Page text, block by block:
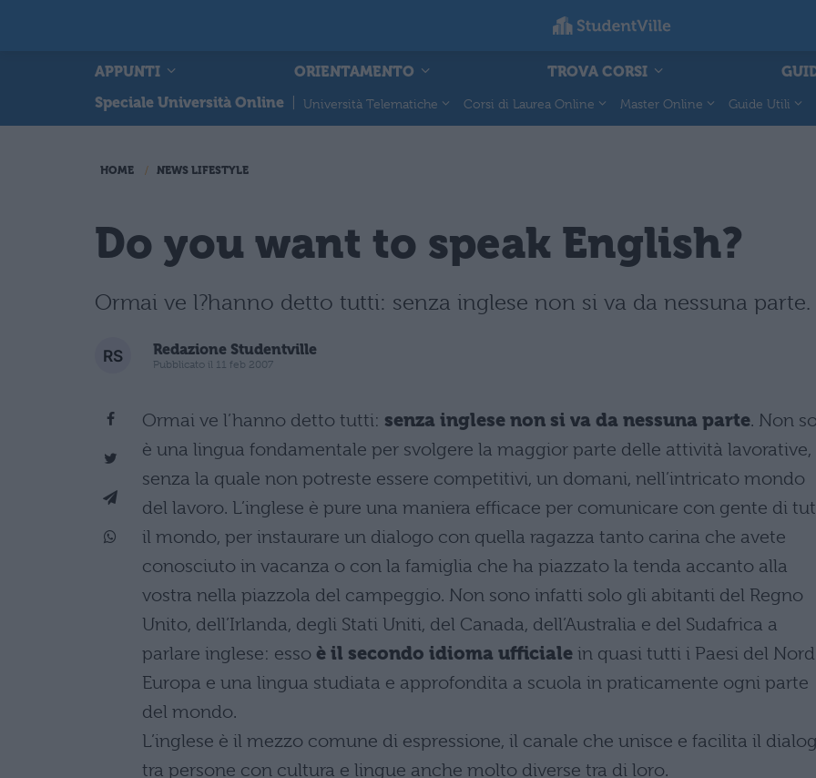
APPUNTI ORIENTAMENTO TROVA CORSI
Speciale Università Online
Università Telematiche Corsi di Laurea Online Master Online Guide Utili
HOME NEWS LIFESTYLE
Do you want to speak English?
Ormai ve l?hanno detto tutti: senza inglese non si va da nessuna
Redazione Studentville
Pubblicato il 11 feb 2007
Ormai ve l’hanno detto tutti: senza inglese non si va da nessuna parte. Non
è una lingua fondamentale per svolgere la maggior parte delle attività lavorative,
senza la quale non potreste essere competitivi, un domani, nell’intricato mondo
del lavoro. L’inglese è pure una maniera efficace per comunicare con gente di
il mondo, per instaurare un dialogo con quella ragazza tanto carina che avete
conosciuto in vacanza o con la famiglia che ha piazzato la tenda accanto alla
vostra nella piazzola del campeggio. Non sono infatti solo gli abitanti del Regno
Unito, dell’Irlanda, degli Stati Uniti, del Canada, dell’Australia e del Sudafrica a
parlare inglese: esso è il secondo idioma ufficiale in quasi tutti i Paesi del
Europa e una lingua studiata e approfondita a scuola in praticamente ogni parte
del mondo.
L’inglese è il mezzo comune di espressione, il canale che unisce e facilita il
tra persone con cultura e lingue anche molto diverse tra di loro.